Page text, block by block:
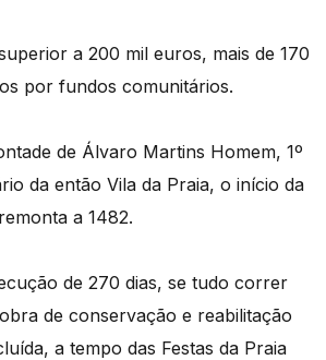
a 200 mil euros, mais de 170
por fundos comunitários.
de Álvaro Martins Homem, 1º
da então Vila da Praia, o início da
a 1482.
de 270 dias, se tudo correr
de conservação e reabilitação
a tempo das Festas da Praia